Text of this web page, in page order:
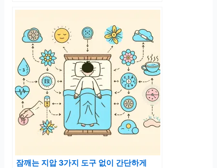
잠깨는 지압 3가지 도구 없이 간단하게